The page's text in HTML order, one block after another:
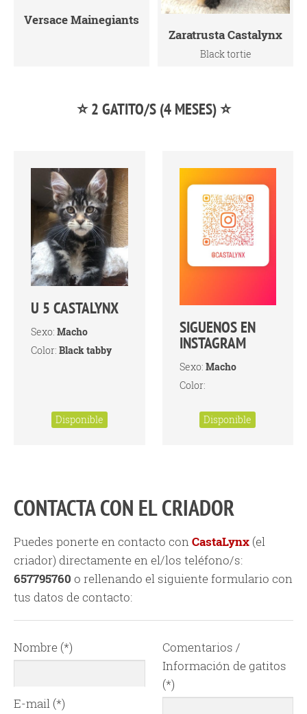
Versace Mainegiants
Zaratrusta Castalynx
Black tortie
⭐ 2 GATITO/S (4 MESES) ⭐
U 5 CASTALYNX
Sexo: Macho
Color: Black tabby
Disponible
SIGUENOS EN
INSTAGRAM
Sexo: Macho
Color:
Disponible
CONTACTA CON EL CRIADOR
Puedes ponerte en contacto conCastaLynx (el
criador) directamente en el/los teléfono/s:
657795760 o rellenando el siguiente formulario con
tus datos de contacto:
Nombre (*)
E-mail (*)
Comentarios /
Información de gatitos
(*)